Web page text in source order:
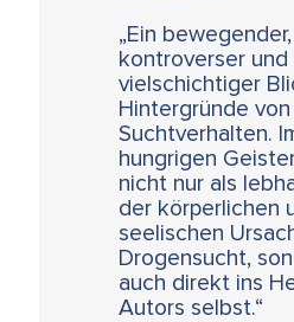
„Ein bewegender,
kontroverser und
vielschichtiger
Hintergründe von
Suchtverhalten.
hungrigen
nicht nur als
der körperlichen
seelischen
Drogensucht,
auch direkt ins
Autors selbst.“